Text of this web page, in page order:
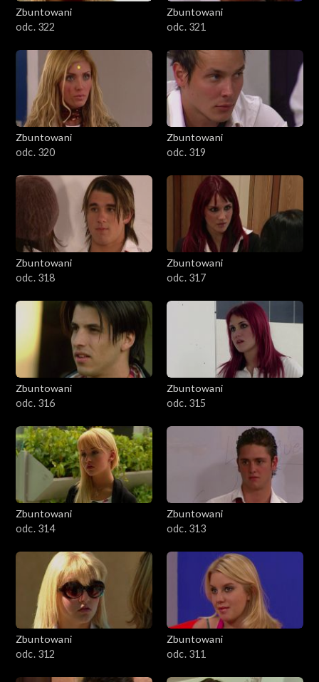
Zbuntowani
odc. 322
Zbuntowani
odc. 321
Zbuntowani
odc. 320
Zbuntowani
odc. 319
Zbuntowani
odc. 318
Zbuntowani
odc. 317
Zbuntowani
odc. 316
Zbuntowani
odc. 315
Zbuntowani
odc. 314
Zbuntowani
odc. 313
Zbuntowani
odc. 312
Zbuntowani
odc. 311